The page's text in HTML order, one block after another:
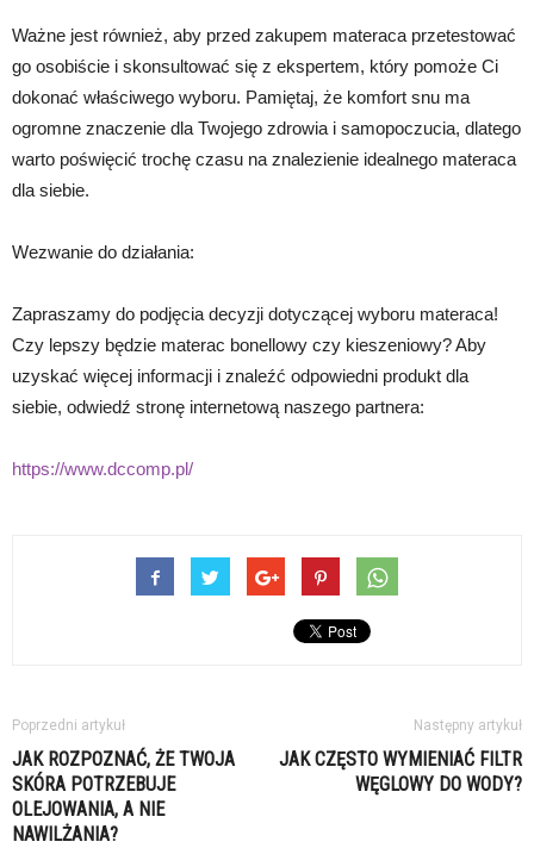
Ważne jest również, aby przed zakupem materaca przetestować
go osobiście i skonsultować się z ekspertem, który pomoże Ci
dokonać właściwego wyboru. Pamiętaj, że komfort snu ma
ogromne znaczenie dla Twojego zdrowia i samopoczucia, dlatego
warto poświęcić trochę czasu na znalezienie idealnego materaca
dla siebie.
Wezwanie do działania:
Zapraszamy do podjęcia decyzji dotyczącej wyboru materaca!
Czy lepszy będzie materac bonellowy czy kieszeniowy? Aby
uzyskać więcej informacji i znaleźć odpowiedni produkt dla
siebie, odwiedź stronę internetową naszego partnera:
https://www.dccomp.pl/
Poprzedni artykuł
JAK ROZPOZNAĆ, ŻE TWOJA
SKÓRA POTRZEBUJE
OLEJOWANIA, A NIE
NAWILŻANIA?
Następny artykuł
JAK CZĘSTO WYMIENIAĆ FILTR
WĘGLOWY DO WODY?